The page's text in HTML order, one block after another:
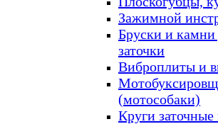
Зажимной
Бруски и камни
заточки
Виброплиты и
(мотособаки)
Круги заточные